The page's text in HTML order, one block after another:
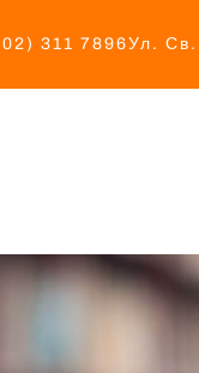
311 7896Ул. Св.